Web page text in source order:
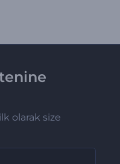
olarak size